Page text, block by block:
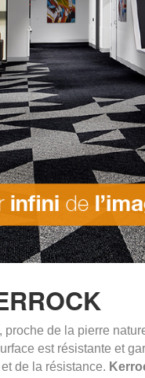
proche de la pierre
est résistante et
de la résistance.